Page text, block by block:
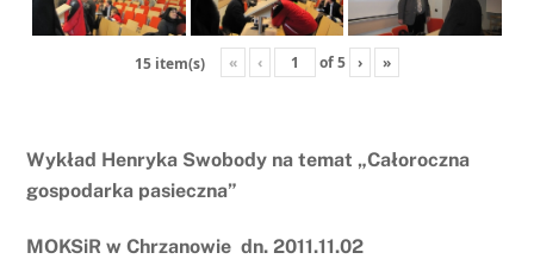
15 item(s) « ‹ of5 › »
Wykład Henryka Swobody na temat „Całoroczna
gospodarka pasieczna”
MOKSiR w Chrzanowie dn. 2011.11.02